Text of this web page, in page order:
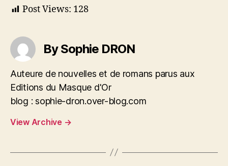
Post Views: 128
By Sophie DRON
Auteure de nouvelles et de romans parus aux
Editions du Masque d'Or
blog : sophie-dron.over-blog.com
View Archive →